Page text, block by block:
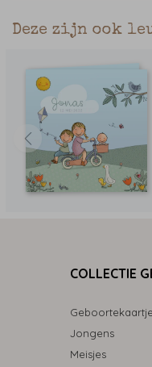
Deze zijn ook
COLLECTIE
Jongens
Meisjes